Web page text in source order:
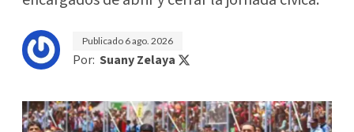
Publicado 6 ago. 2026
Por: Suany Zelaya